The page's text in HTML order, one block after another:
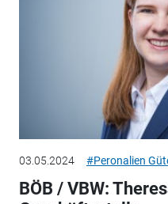
03.05.2024 #Peronalien
BÖB / VBW: